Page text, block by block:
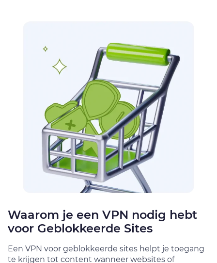
Waarom je een VPN nodig hebt
voor Geblokkeerde Sites
Een VPN voor geblokkeerde sites helpt je toegang
te krijgen tot content wanneer websites of